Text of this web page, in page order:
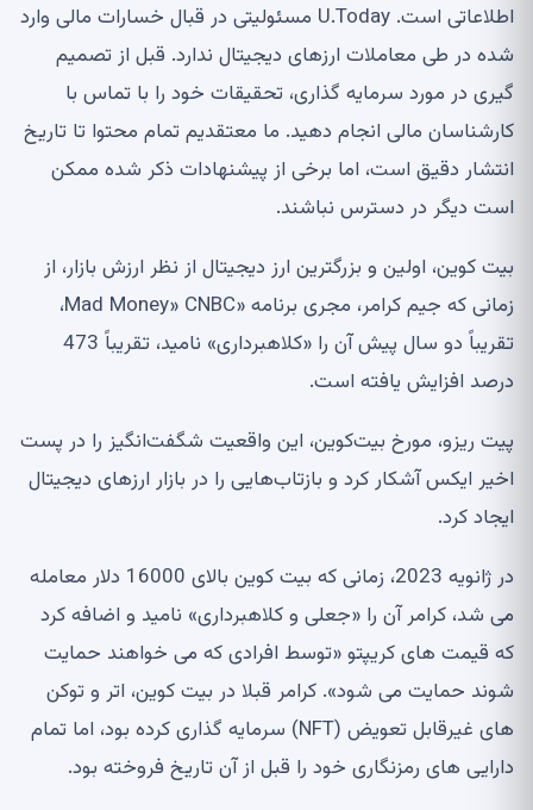
اطلاعاتی است. U.Today مسئولیتی در قبال خسارات مالی وارد
شده در طی معاملات ارزهای دیجیتال ندارد. قبل از تصمیم
گیری در مورد سرمایه گذاری، تحقیقات خود را با تماس با
کارشناسان مالی انجام دهید. ما معتقدیم تمام محتوا تا تاریخ
انتشار دقیق است، اما برخی از پیشنهادات ذکر شده ممکن
است دیگر در دسترس نباشند.
بیت کوین، اولین و بزرگترین ارز دیجیتال از نظر ارزش بازار، از
زمانی که جیم کرامر، مجری برنامه «Mad Money» CNBC،
تقریباً دو سال پیش آن را «کلاهبرداری» نامید، تقریباً 473
درصد افزایش یافته است.
پیت ریزو، مورخ بیت‌کوین، این واقعیت شگفت‌انگیز را در پست
اخیر ایکس آشکار کرد و بازتاب‌هایی را در بازار ارزهای دیجیتال
ایجاد کرد.
در ژانویه 2023، زمانی که بیت کوین بالای 16000 دلار معامله
می شد، کرامر آن را «جعلی و کلاهبرداری» نامید و اضافه کرد
که قیمت های کریپتو «توسط افرادی که می خواهند حمایت
شوند حمایت می شود». کرامر قبلا در بیت کوین، اتر و توکن
های غیرقابل تعویض (NFT) سرمایه گذاری کرده بود، اما تمام
دارایی های رمزنگاری خود را قبل از آن تاریخ فروخته بود.